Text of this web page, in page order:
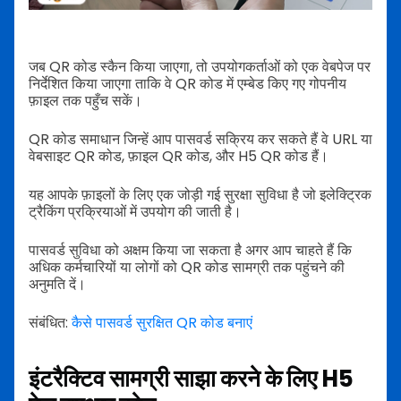
जब QR कोड स्कैन किया जाएगा, तो उपयोगकर्ताओं को एक वेबपेज पर
निर्देशित किया जाएगा ताकि वे QR कोड में एम्बेड किए गए गोपनीय
फ़ाइल तक पहुँच सकें।
QR कोड समाधान जिन्हें आप पासवर्ड सक्रिय कर सकते हैं वे URL या
वेबसाइट QR कोड, फ़ाइल QR कोड, और H5 QR कोड हैं।
यह आपके फ़ाइलों के लिए एक जोड़ी गई सुरक्षा सुविधा है जो इलेक्ट्रिक
ट्रैकिंग प्रक्रियाओं में उपयोग की जाती है।
पासवर्ड सुविधा को अक्षम किया जा सकता है अगर आप चाहते हैं कि
अधिक कर्मचारियों या लोगों को QR कोड सामग्री तक पहुंचने की
अनुमति दें।
संबंधित:कैसे पासवर्ड सुरक्षित QR कोड बनाएं
इंटरैक्टिव सामग्री साझा करने के लिए H5